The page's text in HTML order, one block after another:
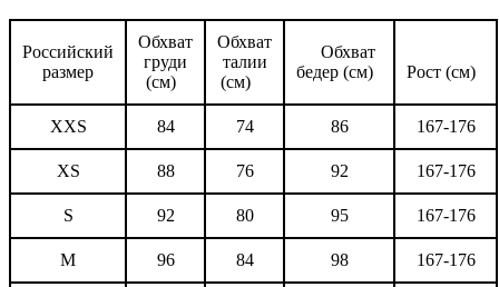
Российский
размер
Обхват
груди
(см)
Обхват
талии
(см)
Обхват
бедер (см)
Рост (см)
XXS 84 74 86 167-176
XS 88 76 92 167-176
S 92 80 95 167-176
M 96 84 98 167-176